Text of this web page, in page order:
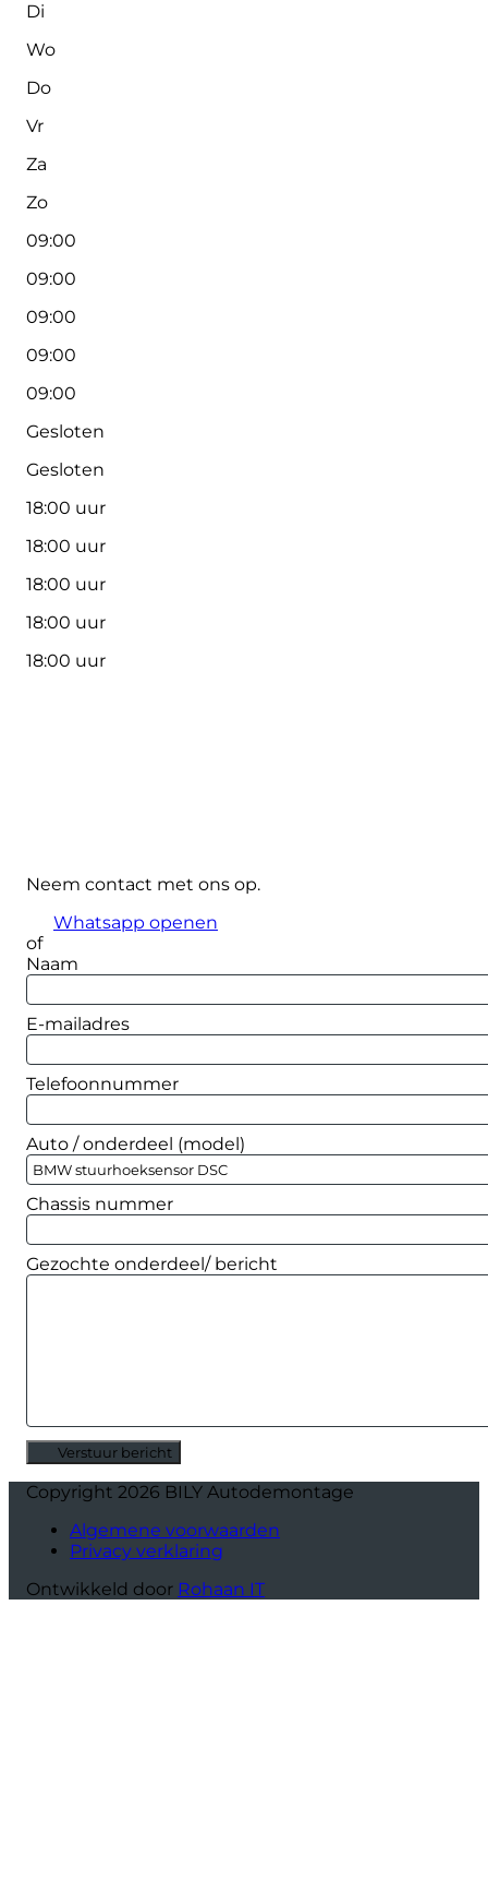
Di
Wo
Do
Vr
Za
Zo
09:00
09:00
09:00
09:00
09:00
Gesloten
Gesloten
18:00 uur
18:00 uur
18:00 uur
18:00 uur
18:00 uur
Neem contact met ons op.
Whatsapp openen
of
Naam
E-mailadres
Telefoonnummer
Auto / onderdeel (model)
Chassis nummer
Gezochte onderdeel/ bericht
Verstuur bericht
Copyright 2026 BILY Autodemontage
Algemene voorwaarden
Privacy verklaring
Ontwikkeld door Rohaan IT